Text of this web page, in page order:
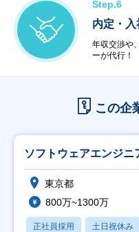
Step.6
内定・入
年収交渉や
ーが代行！
この企
ソフトウェアエンジニ
東京都
800万~1300万
正社員採用 土日祝休み